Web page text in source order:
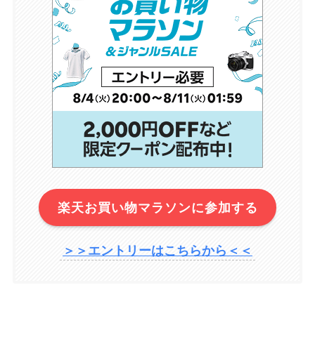
楽天お買い物マラソンに参加する
＞＞エントリーはこちらから＜＜